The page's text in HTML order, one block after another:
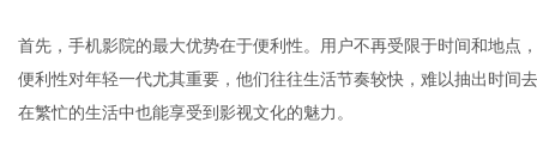
首先，手机影院的最大优势在于便利性。用户不再受限于时间和地点
便利性对年轻一代尤其重要，他们往往生活节奏较快，难以抽出时间
在繁忙的生活中也能享受到影视文化的魅力。